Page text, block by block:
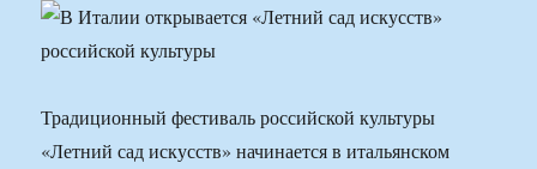
Традиционный фестиваль российской культуры
«Летний сад искусств» начинается в итальянском